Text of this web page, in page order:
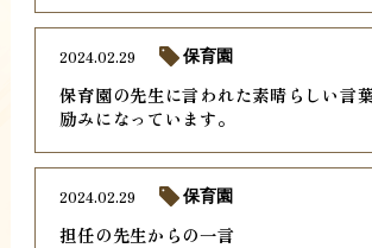
保育園の先生に言われた素晴らしい言
励みになっています。
2024.02.29 保育園
担任の先生からの一言
2024.02.29 保育園